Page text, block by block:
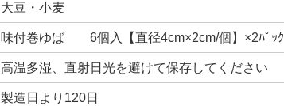
大豆・小麦
味付巻ゆば 6個入【直径4cm×2cm/個】×2ﾊﾟｯｸ
高温多湿、直射日光を避けて保存してください
製造日より120日